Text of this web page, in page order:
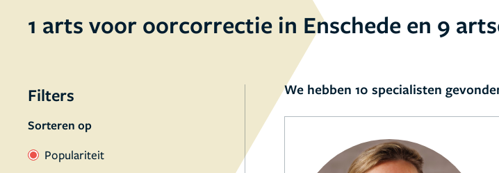
1 arts voor oorcorrectie in Enschede en 9
Filters
Sorteren op
Populariteit
We hebben 10 specialisten